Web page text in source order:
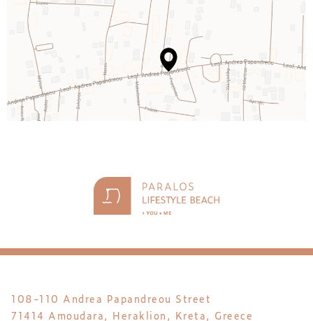
108-110 Andrea Papandreou Street
71414 Amoudara, Heraklion, Kreta, Greece